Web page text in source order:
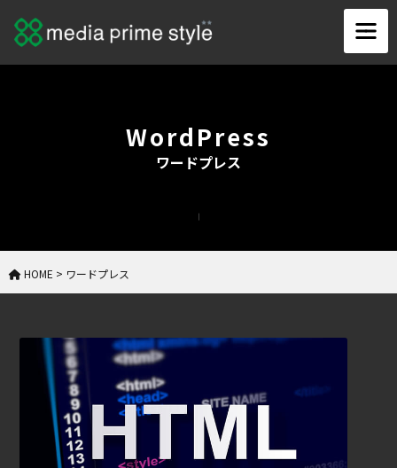
WordPress
ワードプレス
HOME > ワードプレス